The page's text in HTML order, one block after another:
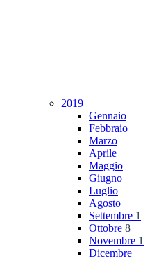
2019
Gennaio
Febbraio
Marzo
Aprile
Maggio
Giugno
Luglio
Agosto
Settembre 1
Ottobre 8
Novembre 1
Dicembre